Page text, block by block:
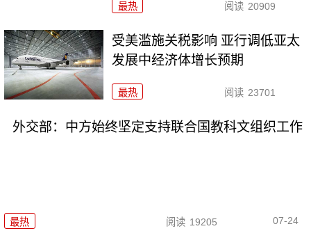
最热 阅读 20909
受美滥施关税影响 亚行调低亚太
发展中经济体增长预期
最热 阅读 23701
外交部：中方始终坚定支持联合国教科文组织工作
最热 阅读 19205 07-24